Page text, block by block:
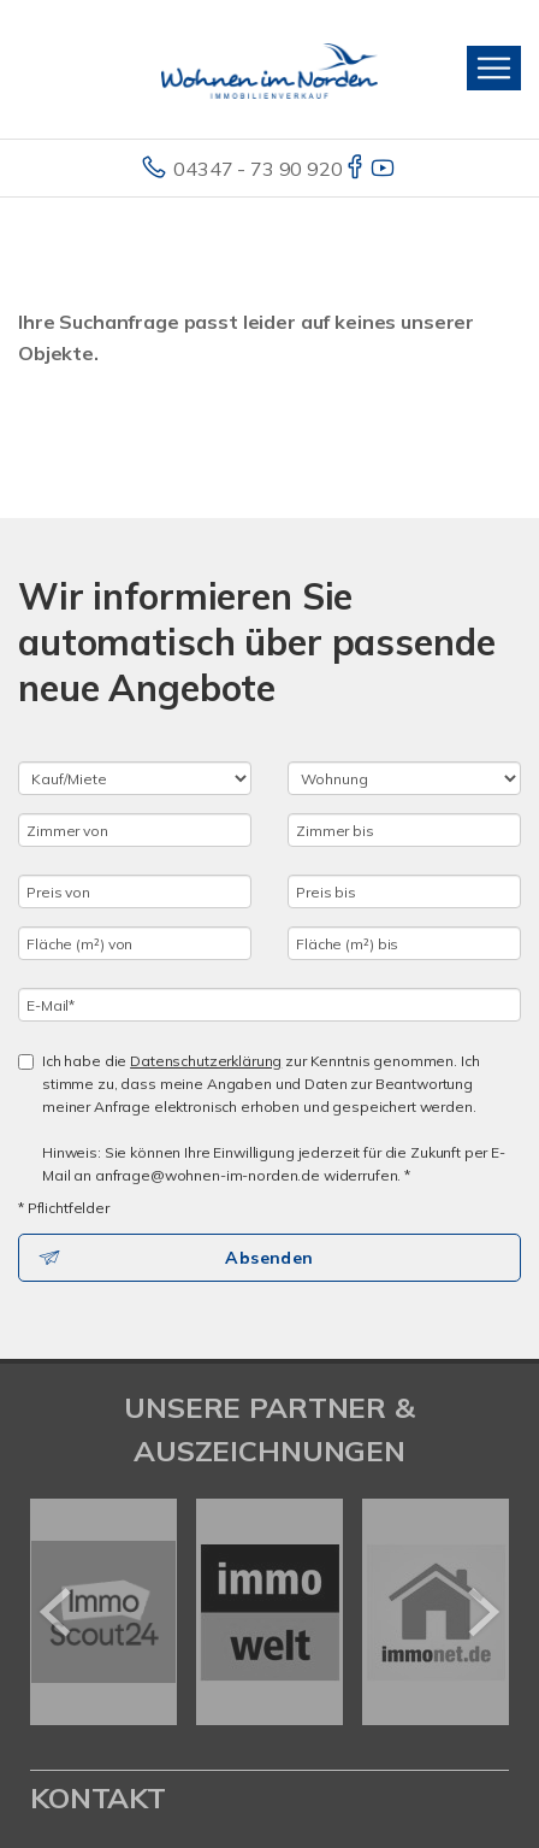
04347 - 73 90 920
Ihre Suchanfrage passt leider auf keines unserer
Objekte.
Wir informieren Sie
automatisch über passende
neue Angebote
Ich habe die Datenschutzerklärung zur Kenntnis genommen. Ich
stimme zu, dass meine Angaben und Daten zur Beantwortung
meiner Anfrage elektronisch erhoben und gespeichert werden.
Hinweis: Sie können Ihre Einwilligung jederzeit für die Zukunft per E-
Mail an anfrage@wohnen-im-norden.de widerrufen. *
* Pflichtfelder
Absenden
UNSERE PARTNER &
AUSZEICHNUNGEN
KONTAKT